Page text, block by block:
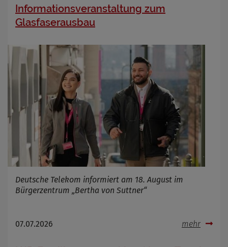
Informationsveranstaltung zum
Glasfaserausbau
Deutsche Telekom informiert am 18. August im
Bürgerzentrum „Bertha von Suttner“
07.07.2026 mehr